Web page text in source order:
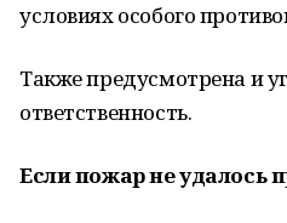
условиях особого
Также предусмотрена и
ответственность.
Если пожар не удалось